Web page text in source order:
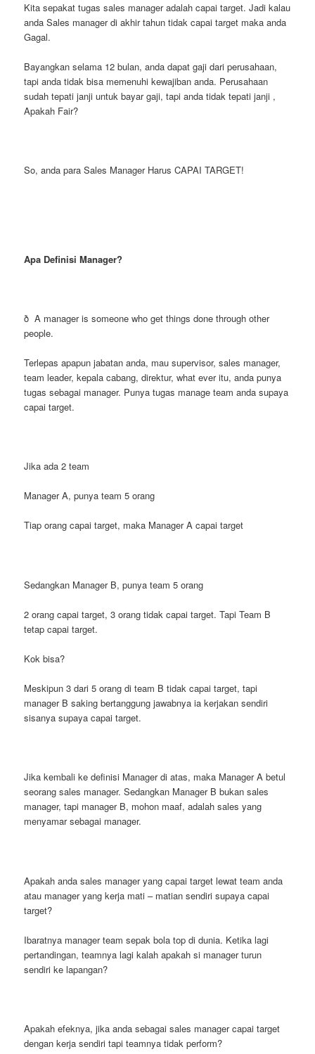
Kita sepakat tugas sales manager adalah capai target. Jadi kalau
anda Sales manager di akhir tahun tidak capai target maka anda
Gagal.
Bayangkan selama 12 bulan, anda dapat gaji dari perusahaan,
tapi anda tidak bisa memenuhi kewajiban anda. Perusahaan
sudah tepati janji untuk bayar gaji, tapi anda tidak tepati janji ,
Apakah Fair?
So, anda para Sales Manager Harus CAPAI TARGET!
Apa Definisi Manager?
ð A manager is someone who get things done through other
people.
Terlepas apapun jabatan anda, mau supervisor, sales manager,
team leader, kepala cabang, direktur, what ever itu, anda punya
tugas sebagai manager. Punya tugas manage team anda supaya
capai target.
Jika ada 2 team
Manager A, punya team 5 orang
Tiap orang capai target, maka Manager A capai target
Sedangkan Manager B, punya team 5 orang
2 orang capai target, 3 orang tidak capai target. Tapi Team B
tetap capai target.
Kok bisa?
Meskipun 3 dari 5 orang di team B tidak capai target, tapi
manager B saking bertanggung jawabnya ia kerjakan sendiri
sisanya supaya capai target.
Jika kembali ke definisi Manager di atas, maka Manager A betul
seorang sales manager. Sedangkan Manager B bukan sales
manager, tapi manager B, mohon maaf, adalah sales yang
menyamar sebagai manager.
Apakah anda sales manager yang capai target lewat team anda
atau manager yang kerja mati – matian sendiri supaya capai
target?
Ibaratnya manager team sepak bola top di dunia. Ketika lagi
pertandingan, teamnya lagi kalah apakah si manager turun
sendiri ke lapangan?
Apakah efeknya, jika anda sebagai sales manager capai target
dengan kerja sendiri tapi teamnya tidak perform?